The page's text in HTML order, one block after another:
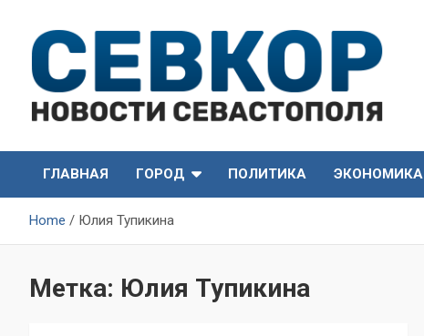
content
СевКор — Новости
Севастополя
Севастополя
ГЛАВНАЯ
ГОРОД ПОЛИТИКА ЭКОНОМИКА
Home Юлия Тупикина
Метка: Юлия Тупикина